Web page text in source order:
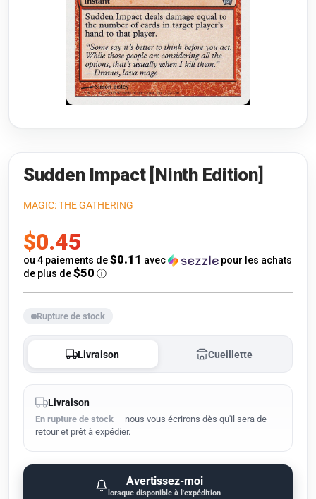
Riftbound: League of Legends
Flesh and Blood
Pokémon
One Piece
Gundam Card Game
Warlord: Saga of the Storm
Neopets Battledome
Accessoires
Sudden Impact [Ninth Edition]
MAGIC: THE GATHERING
Prix
de
vente
$0.45
ou 4 paiements de$0.11 avec
pour les achats
de plus de$50 ⓘ
Rupture de stock
Livraison Cueillette
Livraison
En rupture de stock — nous vous écrirons dès qu'il sera de
retour et prêt à expédier.
Avertissez-moi
lorsque disponible à l'expédition